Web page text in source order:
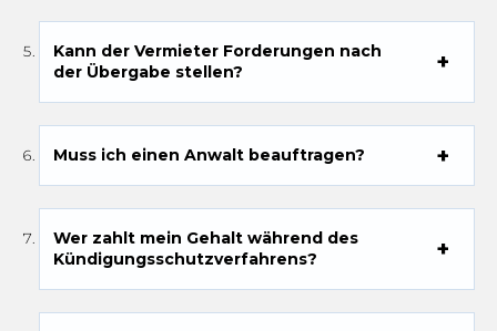
Kann der Vermieter Forderungen nach
der Übergabe stellen?
Muss ich einen Anwalt beauftragen?
Wer zahlt mein Gehalt während des
Kündigungsschutzverfahrens?